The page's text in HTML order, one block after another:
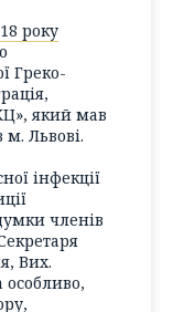
року
Греко-
який мав
м. Львові.
інфекції
членів
Вих.
особливо,